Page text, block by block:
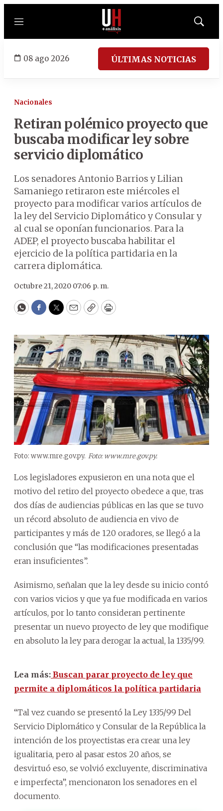
Menú
Mostrar
08 ago 2026 ÚLTIMAS NOTICIAS
Nacionales
Retiran polémico proyecto que
buscaba modificar ley sobre
servicio diplomático
Los senadores Antonio Barrios y Lilian
Samaniego retiraron este miércoles el
proyecto para modificar varios artículos de
la ley del Servicio Diplomático y Consular y
al cual se oponían funcionarios. Para la
ADEP, el proyecto buscaba habilitar el
ejercicio de la política partidaria en la
carrera diplomática.
Octubre 21, 2020 07:06 p. m.
WhatsApp
Facebook
Twitter
EmailCopyPrint
Foto: www.mre.gov.py. Foto: www.mre.gov.py.
Los legisladores expusieron en una nota que el
motivo del retiro del proyecto obedece a que, tras
dos días de audiencias públicas en las que se tuvo
un récord absoluto de audiencia en vivo de
participantes y más de 120 oradores, se llegó a la
conclusión que “las modificaciones presentadas
eran insuficientes”.
Asimismo, señalan que la ley desde su inicio contó
con varios vicios y que ya fue modificada en varios
artículos, por lo tanto consideran pertinente
presentar un nuevo proyecto de ley que modifique
en absoluto la ley para derogar la actual, la 1335/99.
Lea más: Buscan parar proyecto de ley que
permite a diplomáticos la política partidaria
“Tal vez cuando se presentó la Ley 1335/99 Del
Servicio Diplomático y Consular de la República la
intención de los proyectistas era crear una ley
igualitaria, pero al pasar estos 20 años, se
desvirtuó eso, se volvió excluyente, discriminativa
e imperfecta”, mencionaron los senadores en el
documento.